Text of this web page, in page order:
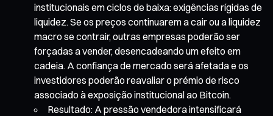
institucionais em ciclos de baixa: exigências rígidas de
liquidez. Se os preços continuarem a cair ou a liquidez
macro se contrair, outras empresas poderão ser
forçadas a vender, desencadeando um efeito em
cadeia. A confiança de mercado será afetada e os
investidores poderão reavaliar o prémio de risco
associado à exposição institucional ao Bitcoin.
Resultado: A pressão vendedora intensificará